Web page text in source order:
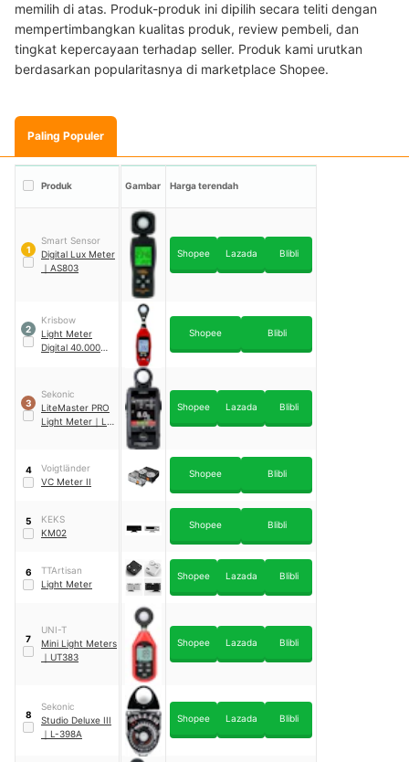
memilih di atas. Produk-produk ini dipilih secara teliti dengan
mempertimbangkan kualitas produk, review pembeli, dan
tingkat kepercayaan terhadap seller. Produk kami urutkan
berdasarkan popularitasnya di marketplace Shopee.
Paling Populer
Produk Gambar Harga terendah
1
Smart Sensor
Digital Lux Meter
｜ AS803
Shopee Lazada Blibli
2
Krisbow
Light Meter
Digital 40.000
Shopee Blibli
3
Sekonic
LiteMaster PRO
Light Meter ｜ L-
Shopee Lazada Blibli
4
Voigtländer
VC Meter II
Shopee Blibli
5
KEKS
KM02
Shopee Blibli
6
TTArtisan
Light Meter
Shopee Lazada Blibli
7
UNI-T
Mini Light Meters
｜ UT383
Shopee Lazada Blibli
8
Sekonic
Studio Deluxe III
｜ L-398A
Shopee Lazada Blibli